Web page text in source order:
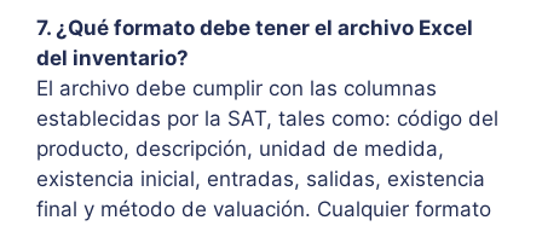
7. ¿Qué formato debe tener el archivo Excel
del inventario?
El archivo debe cumplir con las columnas
establecidas por la SAT, tales como: código del
producto, descripción, unidad de medida,
existencia inicial, entradas, salidas, existencia
final y método de valuación. Cualquier formato